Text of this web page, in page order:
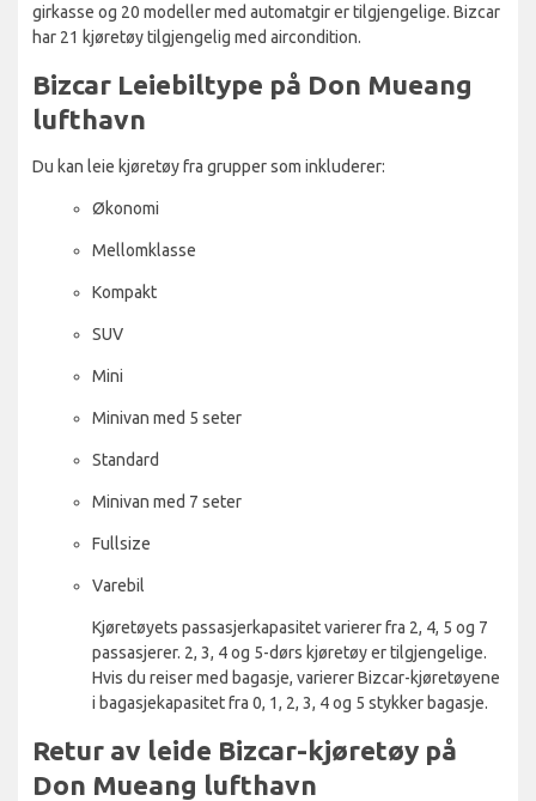
girkasse og 20 modeller med automatgir er tilgjengelige. Bizcar
har 21 kjøretøy tilgjengelig med aircondition.
Bizcar Leiebiltype på Don Mueang
lufthavn
Du kan leie kjøretøy fra grupper som inkluderer:
Økonomi
Mellomklasse
Kompakt
SUV
Mini
Minivan med 5 seter
Standard
Minivan med 7 seter
Fullsize
Varebil
Kjøretøyets passasjerkapasitet varierer fra 2, 4, 5 og 7
passasjerer. 2, 3, 4 og 5-dørs kjøretøy er tilgjengelige.
Hvis du reiser med bagasje, varierer Bizcar-kjøretøyene
i bagasjekapasitet fra 0, 1, 2, 3, 4 og 5 stykker bagasje.
Retur av leide Bizcar-kjøretøy på
Don Mueang lufthavn